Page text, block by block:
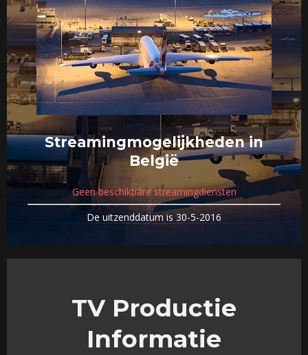
Streamingmogelijkheden in
België
Geen beschikbare streamingdiensten
De uitzenddatum is 30-5-2016
TV Productie
Informatie